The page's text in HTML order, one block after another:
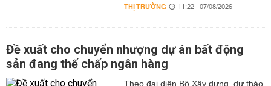
THỊ TRƯỜNG 11:22 | 07/08/2026
Đề xuất cho chuyển nhượng dự án bất động
sản đang thế chấp ngân hàng
Theo đại diện Bộ Xây dựng, dự thảo